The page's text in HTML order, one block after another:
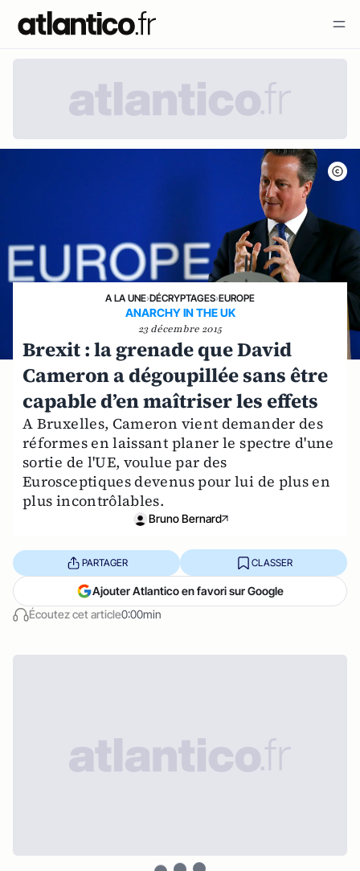
A LA UNE›DÉCRYPTAGES›EUROPE
ANARCHY IN THE UK
23 décembre 2015
Brexit : la grenade que David
Cameron a dégoupillée sans être
capable d’en maîtriser les effets
A Bruxelles, Cameron vient demander des
réformes en laissant planer le spectre d'une
sortie de l'UE, voulue par des
Eurosceptiques devenus pour lui de plus en
plus incontrôlables.
Bruno Bernard
Écoutez cet article0:00min
PARTAGER CLASSER
Ajouter Atlantico en favori sur Google